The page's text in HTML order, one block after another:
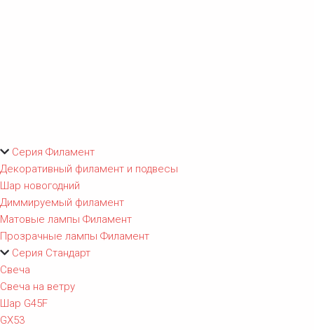
Серия Филамент
Декоративный филамент и подвесы
Шар новогодний
Диммируемый филамент
Матовые лампы Филамент
Прозрачные лампы Филамент
Серия Стандарт
Свеча
Свеча на ветру
Шар G45F
GX53